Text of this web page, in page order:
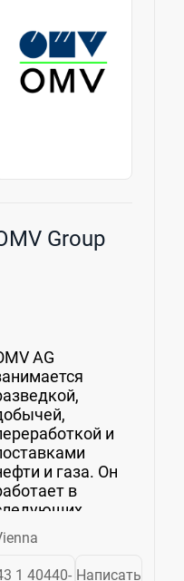
основана в 1852
г. в австрийском
городе...
Group
AG
и
и газа. Он
в
и
газ и
1 40440- Написать